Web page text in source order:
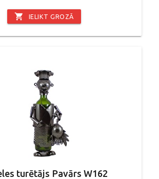
shopping_cart IELIKT GROZĀ
turētājs Pavārs W162